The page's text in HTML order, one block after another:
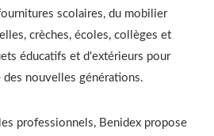
scolaires, du mobilier
crèches, écoles, collèges et
éducatifs et d'extérieurs pour
nouvelles générations.
professionnels, Benidex propose